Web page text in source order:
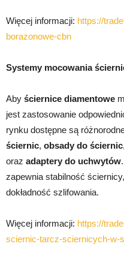
Więcej informacji: https://
borazonowe-cbn
Systemy mocowania
Aby ściernice diamentowe
jest zastosowanie
rynku dostępne są
ściernic, obsady do ściernic,
oraz adaptery do uchwytów
zapewnia stabilność
dokładność szlifowania.
Więcej informacji: https://
sciernic-tarcz-sciernicych-w-